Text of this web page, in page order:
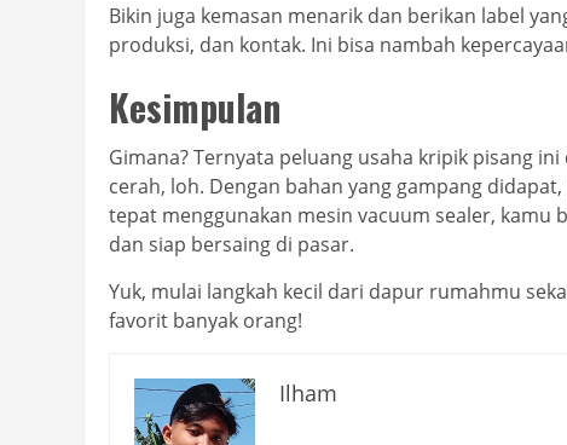
Bikin juga kemasan menarik dan berikan label
produksi, dan kontak. Ini bisa nambah
Kesimpulan
Gimana? Ternyata peluang usaha kripik pisang
cerah, loh. Dengan bahan yang gampang
tepat menggunakan mesin vacuum sealer, kamu
dan siap bersaing di pasar.
Yuk, mulai langkah kecil dari dapur rumahmu
favorit banyak orang!
Ilham